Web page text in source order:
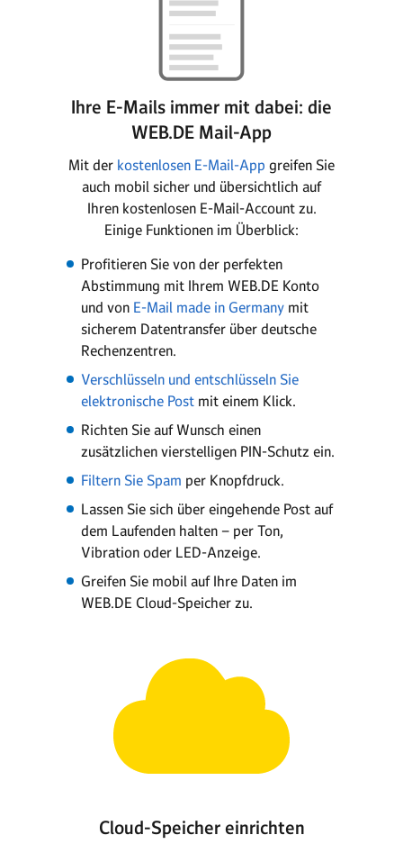
Ihre E-Mails immer mit dabei: die
WEB.DE Mail-App
Mit der kostenlosen E-Mail-App greifen Sie
auch mobil sicher und übersichtlich auf
Ihren kostenlosen E-Mail-Account zu.
Einige Funktionen im Überblick:
Profitieren Sie von der perfekten
Abstimmung mit Ihrem WEB.DE Konto
und von E-Mail made in Germany mit
sicherem Datentransfer über deutsche
Rechenzentren.
Verschlüsseln und entschlüsseln Sie
elektronische Post mit einem Klick.
Richten Sie auf Wunsch einen
zusätzlichen vierstelligen PIN-Schutz ein.
Filtern Sie Spam per Knopfdruck.
Lassen Sie sich über eingehende Post auf
dem Laufenden halten – per Ton,
Vibration oder LED-Anzeige.
Greifen Sie mobil auf Ihre Daten im
WEB.DE Cloud-Speicher zu.
Cloud-Speicher einrichten